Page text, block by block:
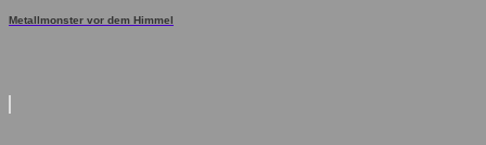
Metallmonster vor dem Himmel